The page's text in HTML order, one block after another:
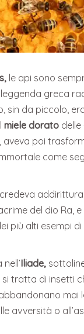
le api sono
greca
sin da piccolo,
miele dorato delle
aveva poi
come
del dio Ra,
più alti esempi
Iliade,
si tratta di insetti
mai
avversità o